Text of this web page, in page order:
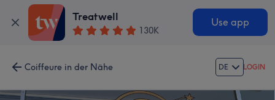
Treatwell
130K
Use app
Coiffeure in der Nähe DE LOGIN